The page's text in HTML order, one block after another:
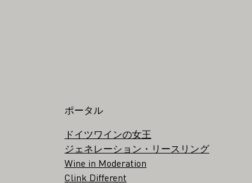
ポータル
ドイツワインの女王
ジェネレーション・リースリング
Wine in Moderation
Clink Different